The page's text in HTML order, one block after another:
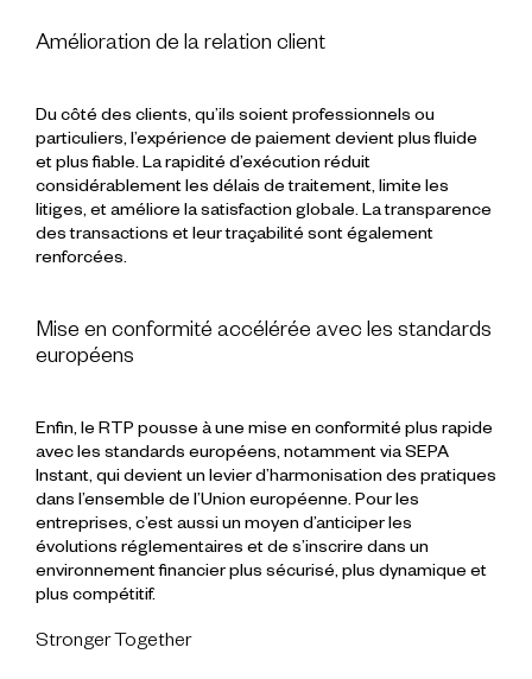
Amélioration de la relation client
Du côté des clients, qu’ils soient professionnels ou
particuliers, l’expérience de paiementdevient plus fluide
et plus fiable. La rapidité d’exécution réduit
considérablement les délais detraitement, limite les
litiges, et améliore lasatisfaction globale. Latransparence
destransactions et leur traçabilité sont également
renforcées.
Mise en conformité accélérée avec les standards
européens
Enfin, le RTP pousse à une mise en conformité plus rapide
avec les standards européens, notamment viaSEPA
Instant, qui devient un levier d’harmonisation des pratiques
dans l’ensemble de l’Union européenne. Pour les
entreprises, c’est aussi un moyen d’anticiper les
évolutions réglementaires et de s’inscrire dans un
environnement financier plus sécurisé, plus dynamique et
plus compétitif.
Stronger Together